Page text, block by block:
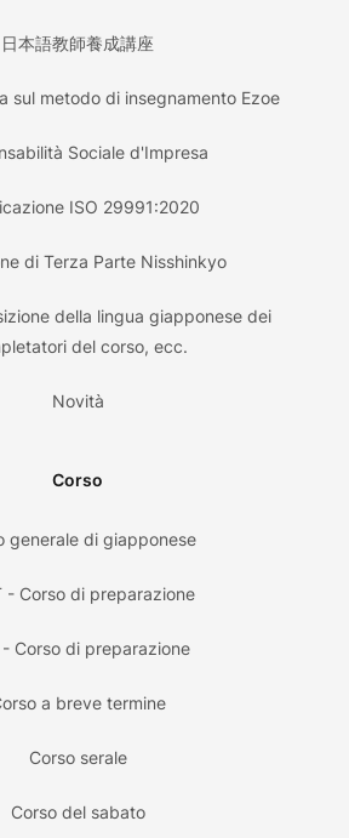
日本語教師養成講座
sul metodo di insegnamento Ezoe
Sociale d'Impresa
ISO 29991:2020
di Terza Parte Nisshinkyo
della lingua giapponese dei
del corso, ecc.
Novità
Corso
generale di giapponese
- Corso di preparazione
- Corso di preparazione
a breve termine
Corso serale
Corso del sabato